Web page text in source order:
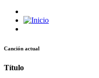
Canción actual
Título